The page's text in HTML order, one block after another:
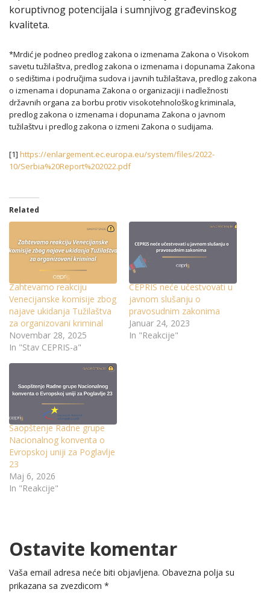
koruptivnog potencijala i sumnjivog građevinskog
kvaliteta.
*Mrdić je podneo predlog zakona o izmenama Zakona o Visokom
savetu tužilaštva, predlog zakona o izmenama i dopunama Zakona
o sedištima i područjima sudova i javnih tužilaštava, predlog zakona
o izmenama i dopunama Zakona o organizaciji i nadležnosti
državnih organa za borbu protiv visokotehnološkog kriminala,
predlog zakona o izmenama i dopunama Zakona o javnom
tužilaštvu i predlog zakona o izmeni Zakona o sudijama.
[1] https://enlargement.ec.europa.eu/system/files/2022-
10/Serbia%20Report%202022.pdf
Related
Zahtevamo reakciju
Venecijanske komisije zbog
najave ukidanja Tužilaštva
za organizovani kriminal
Novembar 28, 2025
In "Stav CEPRIS-a"
CEPRIS neće učestvovati u
javnom slušanju o
pravosudnim zakonima
Januar 24, 2023
In "Reakcije"
Saopštenje Radne grupe
Nacionalnog konventa o
Evropskoj uniji za Poglavlje
23
Maj 6, 2026
In "Reakcije"
Ostavite komentar
Vaša email adresa neće biti objavljena. Obavezna polja su
prikazana sa zvezdicom *